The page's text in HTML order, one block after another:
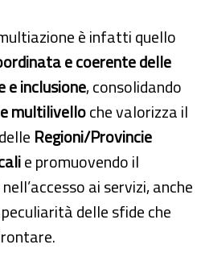
è infatti quello
e coerente delle
e inclusione, consolidando
multilivelloche valorizza il
Regioni/Provincie
e promuovendo il
ai servizi, anche
delle sfide che